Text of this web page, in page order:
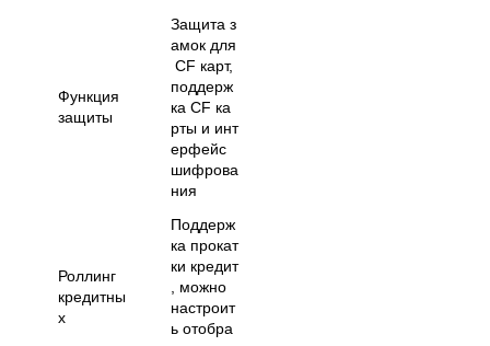
Функция
защиты
Защита з
амок для
CF карт,
поддерж
ка CF ка
рты и инт
ерфейс
шифрова
ния
Роллинг
кредитны
х
Поддерж
ка прокат
ки кредит
, можно
настроит
ь отобра